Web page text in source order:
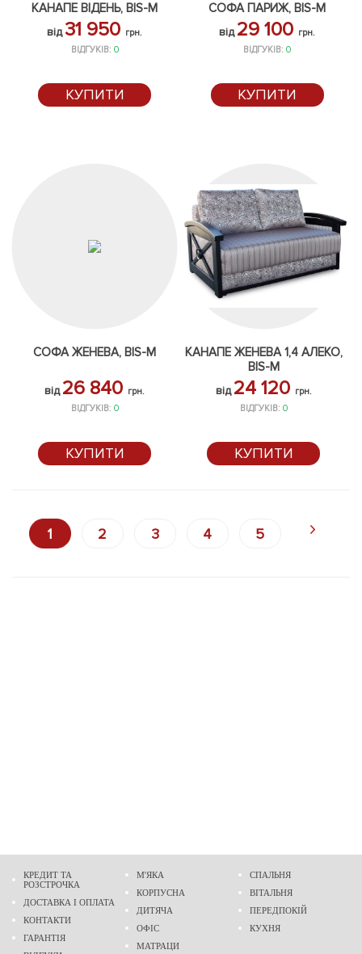
КАНАПЕ ВІДЕНЬ, BIS-M
від31 950 грн.
ВІДГУКІВ: 0
КУПИТИ
СОФА ПАРИЖ, BIS-M
від 29 100 грн.
ВІДГУКІВ:0
КУПИТИ
СОФА ЖЕНЕВА, BIS-M
від 26 840 грн.
ВІДГУКІВ: 0
КУПИТИ
КАНАПЕ ЖЕНЕВА 1,4 АЛЕКО,
BIS-M
від 24 120 грн.
ВІДГУКІВ: 0
КУПИТИ
1 2 3 4 5
КРЕДИТ ТА
РОЗСТРОЧКА
ДОСТАВКА І ОПЛАТА
КОНТАКТИ
ГАРАНТІЯ
М'ЯКА
КОРПУСНА
ДИТЯЧА
ОФІС
МАТРАЦИ
СПАЛЬНЯ
ВІТАЛЬНЯ
ПЕРЕДПОКІЙ
КУХНЯ